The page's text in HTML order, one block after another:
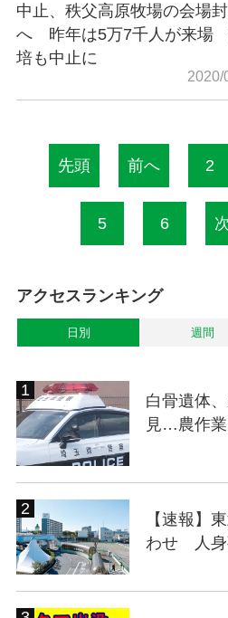
中止、秩父高原牧場の会場
へ 昨年は5万7千人が来場
培も中止に
2020/
先頭 前へ 2
5 6
アクセスランキング
日別 週間
白骨遺体
見…農作
【速報】
わせ 人身